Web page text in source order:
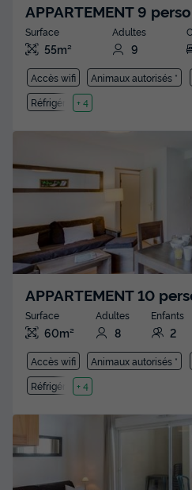
APPARTEMENT 9
Surface
55m²
Adultes
9
Accès wifi Animaux autorisés *
Réfrigérateur
+ 4
APPARTEMENT 10
Surface
60m²
Adultes
8
Enfants
2
Accès wifi Animaux autorisés *
Réfrigérateur
+ 4